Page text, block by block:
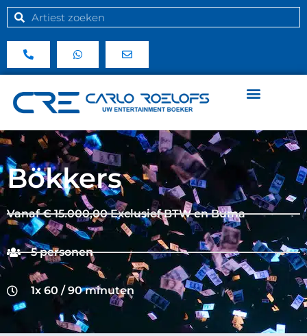
Bökkers
Vanaf € 15.000,00 Exclusief BTW en Buma
5 personen
1x 60 / 90 minuten